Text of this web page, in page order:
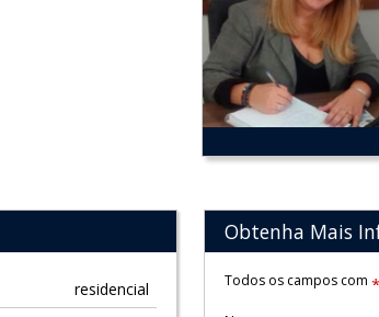
residencial
Obtenha Mais
Todos os campos com *